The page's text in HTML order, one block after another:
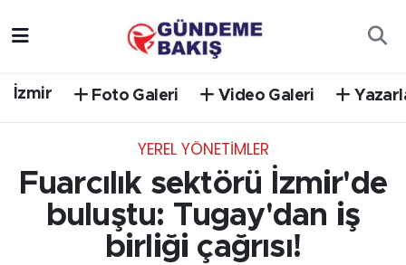
İzmir Foto Galeri Video Galeri
YEREL YÖNETİMLER
Fuarcılık sektörü İzmir'de
buluştu: Tugay'dan iş
birliği çağrısı!
EGE
Trafik Durumu
Süper Lig Puan Durumu ve Fikstür
Tüm Manşetler